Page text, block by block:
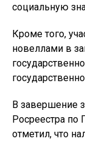
социальную
Кроме того,
новеллами в
В завершение
Росреестра
отметил, что